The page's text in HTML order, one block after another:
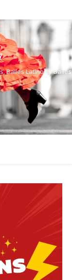
Bailes Latinos y Bailes